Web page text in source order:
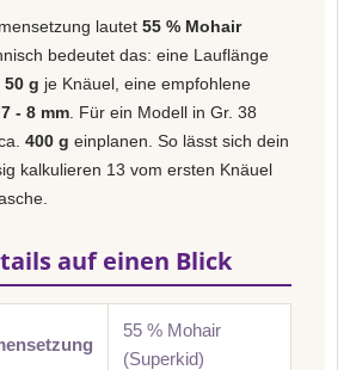
lautet 55 % Mohair
bedeutet das: eine Lauflänge
50 g je Knäuel, eine empfohlene
7 - 8 mm . Für ein Modell in Gr. 38
400 g einplanen. So lässt sich dein
kalkulieren 13 vom ersten Knäuel
auf einen Blick
55 % Mohair
(Superkid)